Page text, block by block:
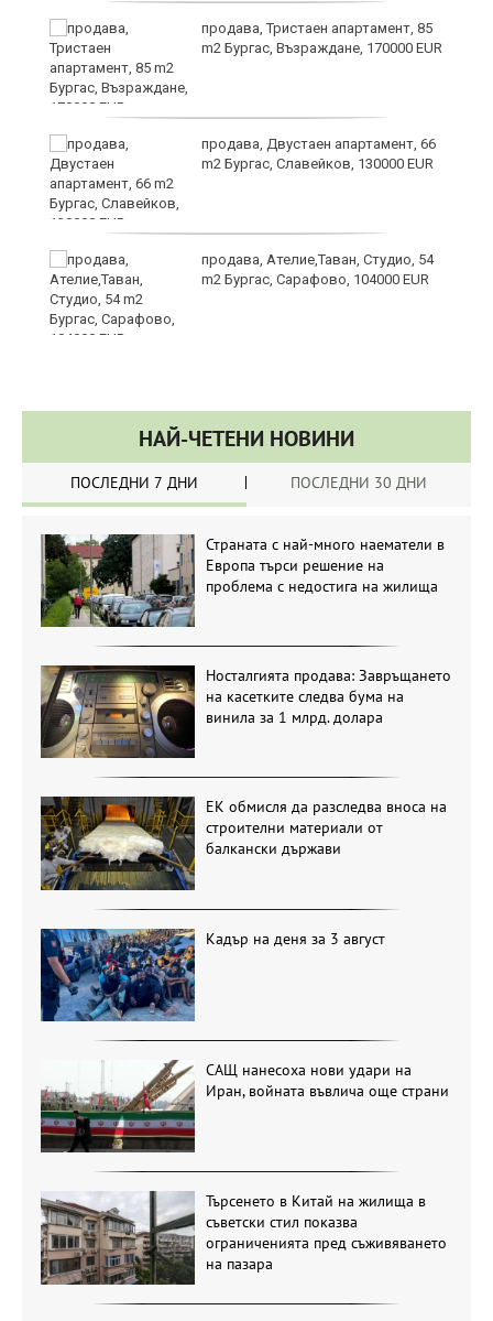
продава, Тристаен апартамент, 85
m2 Бургас, Възраждане, 170000 EUR
продава, Двустаен апартамент, 66
m2 Бургас, Славейков, 130000 EUR
продава, Ателие,Таван, Студио, 54
m2 Бургас, Сарафово, 104000 EUR
НАЙ-ЧЕТЕНИ НОВИНИ
ПОСЛЕДНИ 7 ДНИ ПОСЛЕДНИ 30 ДНИ
Страната с най-много наематели в
Европа търси решение на
проблема с недостига на жилища
Носталгията продава: Завръщането
на касетките следва бума на
винила за 1 млрд. долара
ЕК обмисля да разследва вноса на
строителни материали от
балкански държави
Кадър на деня за 3 август
САЩ нанесоха нови удари на
Иран, войната въвлича още страни
Търсенето в Китай на жилища в
съветски стил показва
ограниченията пред съживяването
на пазара